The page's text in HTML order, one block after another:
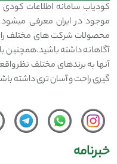
کودیاب سامانه اطلاعات
موجود در ایران معرفی میشود
محصولات شرکت های مختلف
آگاهانه داشته باشید.همچنین
آنها به برندهای مختلف نظر
گیری راحت و آسان تری داشته
خبرنامه